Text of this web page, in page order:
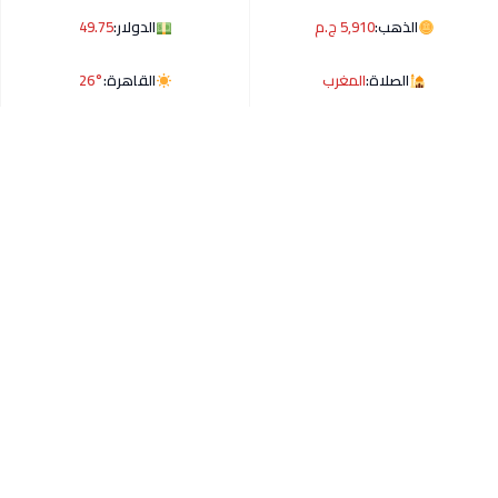
الذهب:5,910 ج.م الدولار:49.75
الصلاة:المغرب القاهرة:26°